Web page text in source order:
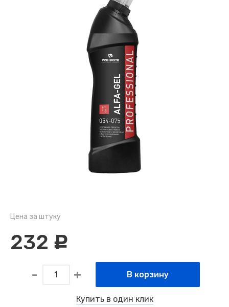
Цена за штуку
232 c
В корзину
Купить в один клик